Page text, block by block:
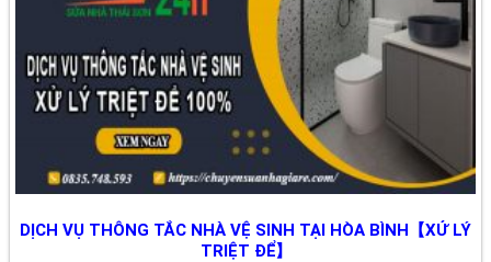
DỊCH VỤ THÔNG TẮC NHÀ VỆ SINH TẠI HÒA BÌNH【XỬ LÝ
TRIỆT ĐỂ】